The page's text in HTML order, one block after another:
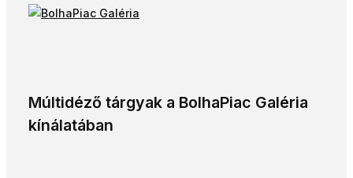
Múltidéző tárgyak a BolhaPiac Galéria
kínálatában